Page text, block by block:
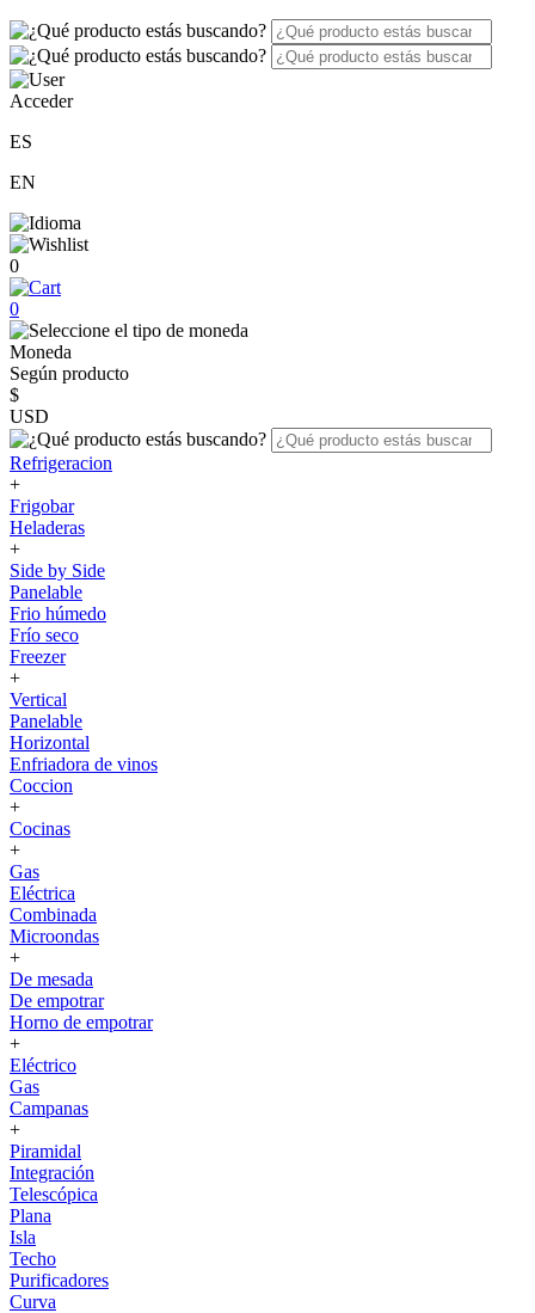
Acceder
ES
EN
0
0
Moneda
Según producto
$
USD
Refrigeracion
+
Frigobar
Heladeras
+
Side by Side
Panelable
Frio húmedo
Frío seco
Freezer
+
Vertical
Panelable
Horizontal
Enfriadora de vinos
Coccion
+
Cocinas
+
Gas
Eléctrica
Combinada
Microondas
+
De mesada
De empotrar
Horno de empotrar
+
Eléctrico
Gas
Campanas
+
Piramidal
Integración
Telescópica
Plana
Isla
Techo
Purificadores
Curva